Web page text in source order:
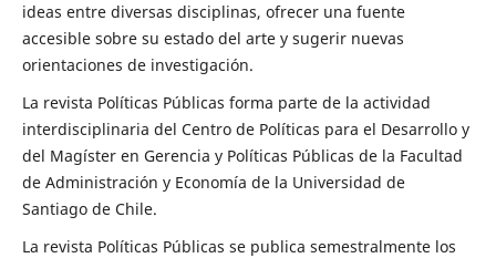
ideas entre diversas disciplinas, ofrecer una fuente
accesible sobre su estado del arte y sugerir nuevas
orientaciones de investigación.
La revista Políticas Públicas forma parte de la actividad
interdisciplinaria del Centro de Políticas para el Desarrollo y
del Magíster en Gerencia y Políticas Públicas de la Facultad
de Administración y Economía de la Universidad de
Santiago de Chile.
La revista Políticas Públicas se publica semestralmente los